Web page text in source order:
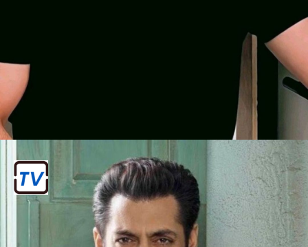
उनकी कूलनेस के लिए जाना जाता है, बल्कि वह
एक बड़े बिजनेस पर्सन भी हैं। उनकी प्रसिद्धि
भारत के साथ-साथ विदेशों में भी बेमिसाल है।